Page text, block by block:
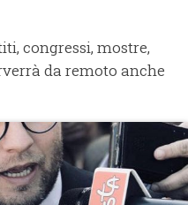
congressi, mostre,
da remoto anche